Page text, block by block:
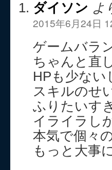
ダイソン よ
2015年6月24日
ゲームバラ
ちゃんと直
HPも少ない
スキルのせ
ふりたいす
イライラし
本気で個々
もっと大事